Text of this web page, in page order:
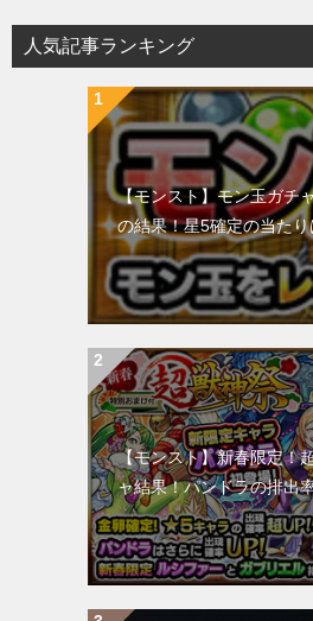
人気記事ランキング
【モンスト】モン玉ガチ
の結果！星5確定の当たり
【モンスト】新春限定！
ャ結果！パンドラの排出